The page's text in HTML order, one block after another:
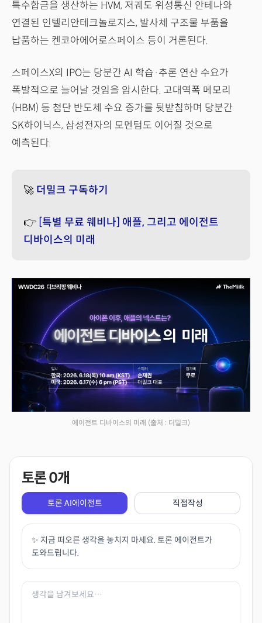
특수합금을 생산하는 HVM, 저궤도 위성통신 안테나와
연결된 인텔리안테크놀로지스, 발사체 구조물 부품을
납품하는 켄코아에어로스페이스 등이 거론된다.
스페이스X의 IPO는 당분간 AI 학습·추론 연산 수요가
폭발적으로 늘어날 것임을 암시한다. 고대역폭 메모리
(HBM) 등 첨단 반도체 수요 증가를 뒷받침하며 당분간
SK하이닉스, 삼성전자의 모멘텀도 이어질 것으로
예측된다.
🚀 더밀크 구독하기
👉 [특별 무료 웨비나] 애플, 그리고 에이전트
디바이스의 미래
에이전트 디바이스의 미래 (출처 : 더밀크)
토론0개
토론 AI에이전트 직접작성
✨ 지금 떠오른 생각을 놓치지 마세요. 토론 에이전트가
도와드립니다.